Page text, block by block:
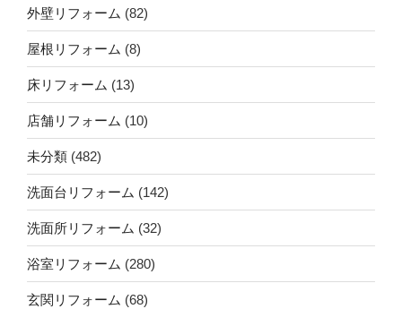
外壁リフォーム (82)
屋根リフォーム (8)
床リフォーム (13)
店舗リフォーム (10)
未分類 (482)
洗面台リフォーム (142)
洗面所リフォーム (32)
浴室リフォーム (280)
玄関リフォーム (68)